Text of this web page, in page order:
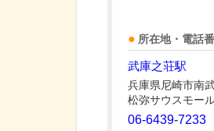
所在地・電話
武庫之荘駅
兵庫県尼崎市南
松弥サウスモー
06-6439-7233